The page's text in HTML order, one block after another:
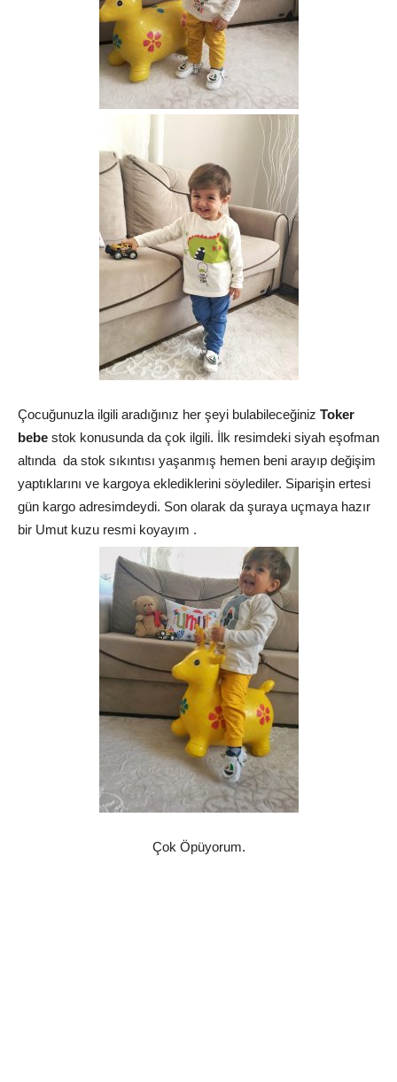
Çocuğunuzla ilgili aradığınız her şeyi bulabileceğiniz Toker
bebe stok konusunda da çok ilgili. İlk resimdeki siyah eşofman
altında da stok sıkıntısı yaşanmış hemen beni arayıp değişim
yaptıklarını ve kargoya eklediklerini söylediler. Siparişin ertesi
gün kargo adresimdeydi. Son olarak da şuraya uçmaya hazır
bir Umut kuzu resmi koyayım .
Çok Öpüyorum.